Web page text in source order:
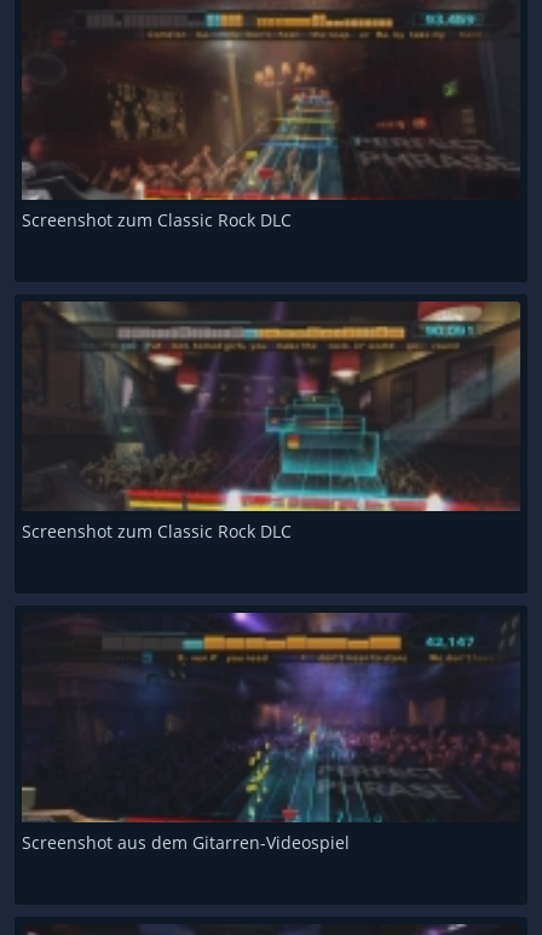
Screenshot zum Classic Rock DLC
Screenshot zum Classic Rock DLC
Screenshot aus dem Gitarren-Videospiel